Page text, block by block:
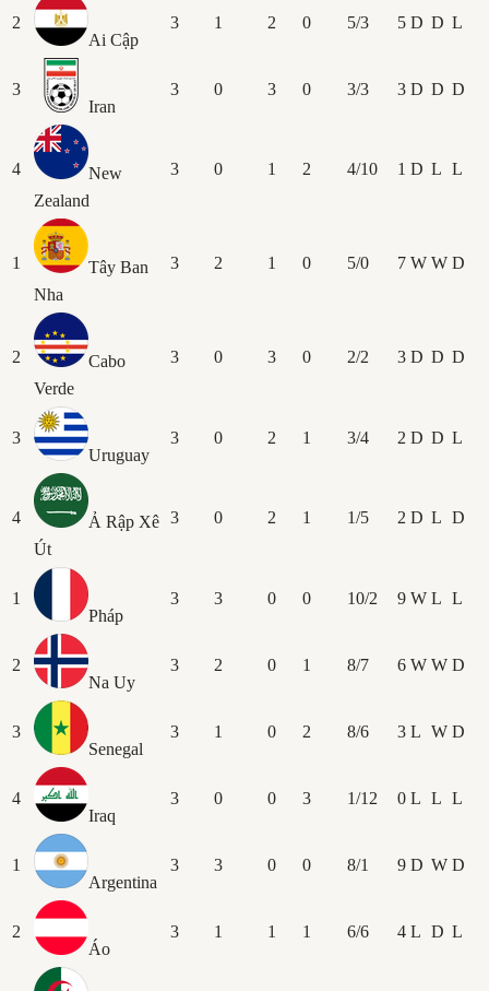
2
Ai Cập
3 1 2 0 5/3 5 D D L
3
Iran
3 0 3 0 3/3 3 D D D
4
New
Zealand
3 0 1 2 4/10 1 D L L
1
Tây Ban
Nha
3 2 1 0 5/0 7 W W D
2
Cabo
Verde
3 0 3 0 2/2 3 D D D
3
Uruguay
3 0 2 1 3/4 2 D D L
4
Ả Rập Xê
Út
3 0 2 1 1/5 2 D L D
1
Pháp
3 3 0 0 10/2 9 W L L
2
Na Uy
3 2 0 1 8/7 6 W W D
3
Senegal
3 1 0 2 8/6 3 L W D
4
Iraq
3 0 0 3 1/12 0 L L L
1
Argentina
3 3 0 0 8/1 9 D W D
2
Áo
3 1 1 1 6/6 4 L D L